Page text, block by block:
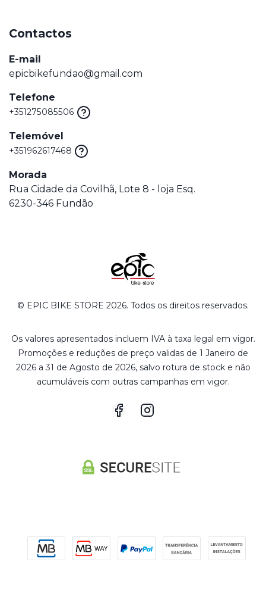
© EPIC BIKE STORE 2026. Todos os direitos reservados.
Os valores apresentados incluem IVA à taxa legal em vigor.
Promoções e reduções de preço validas de 1 Janeiro de
2026 a 31 de Agosto de 2026, salvo rotura de stock e não
acumuláveis com outras campanhas em vigor.
Contactos
E-mail
epicbikefundao@gmail.com
Telefone
+351275085506
Telemóvel
+351962617468
Morada
Rua Cidade da Covilhã, Lote 8 - loja Esq.
6230-346 Fundão